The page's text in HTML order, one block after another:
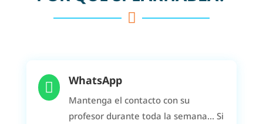

 WhatsApp
Mantenga el contacto con su
profesor durante toda la semana… Si